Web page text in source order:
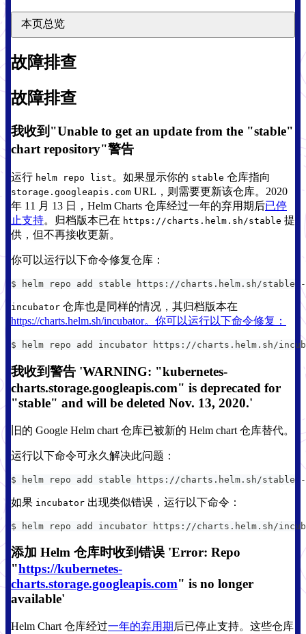
本页总览
故障排查
故障排查
我收到"Unable to get an update from the "stable"
chart repository"警告
运行 helm repo list 。如果显示你的 stable 仓库指向
storage.googleapis.com URL，则需要更新该仓库。2020
年 11 月 13 日，Helm Charts 仓库经过一年的弃用期后已停
止支持。归档版本已在 https://charts.helm.sh/stable 提
供，但不再接收更新。
你可以运行以下命令修复仓库：
$ helm repo add stable https://charts.helm.sh/
incubator 仓库也是同样的情况，其归档版本在
https://charts.helm.sh/incubator。你可以运行以下命令修复：
$ helm repo add incubator https://charts.helm.sh/
我收到警告 'WARNING: "kubernetes-
charts.storage.googleapis.com" is deprecated for
"stable" and will be deleted Nov. 13, 2020.'
旧的 Google Helm chart 仓库已被新的 Helm chart 仓库替代。
运行以下命令可永久解决此问题：
$ helm repo add stable https://charts.helm.sh/
如果 incubator 出现类似错误，运行以下命令：
$ helm repo add incubator https://charts.helm.sh/
添加 Helm 仓库时收到错误 'Error: Repo
"https://kubernetes-
charts.storage.googleapis.com" is no longer
available'
Helm Chart 仓库经过一年的弃用期 后已停止支持。这些仓库